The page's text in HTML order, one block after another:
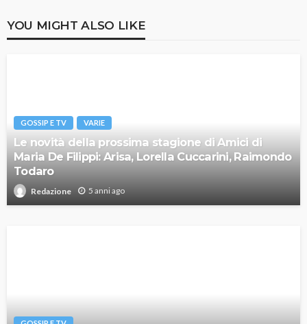
YOU MIGHT ALSO LIKE
GOSSIP E TV VARIE
Le novità della prossima stagione di Amici di
Maria De Filippi: Arisa, Lorella Cuccarini, Raimondo
Todaro
Redazione 5 anni ago